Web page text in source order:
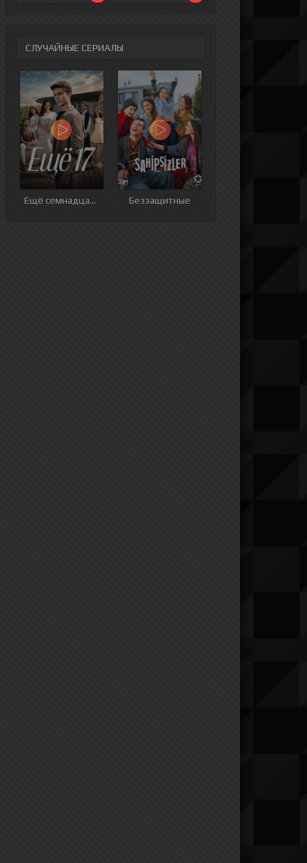
СЛУЧАЙНЫЕ СЕРИАЛЫ
Ещё семнадцать Беззащитные
9 серия 10 серия 11 серия